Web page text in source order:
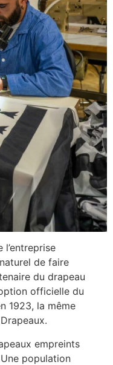
l’entreprise
de faire
du drapeau
officielle du
1923, la même
empreints
population